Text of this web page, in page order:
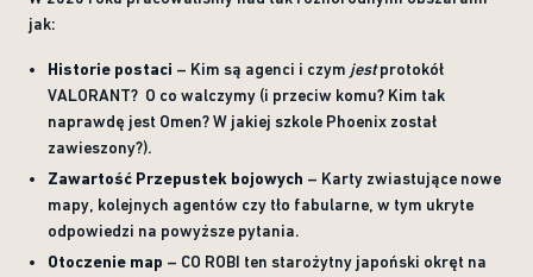
jak:
Historie postaci – Kim są agenci i czym jestprotokół
VALORANT? O co walczymy (i przeciw komu? Kim tak
naprawdę jest Omen? W jakiej szkole Phoenix został
zawieszony?).
Zawartość Przepustek bojowych – Karty zwiastujące nowe
mapy, kolejnych agentów czy tło fabularne, w tym ukryte
odpowiedzi na powyższe pytania.
Otoczenie map – CO ROBI ten starożytny japoński okręt na